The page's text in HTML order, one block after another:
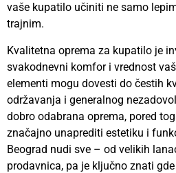
vaše kupatilo učiniti ne samo
trajnim.
Kvalitetna oprema za kupatilo je
svakodnevni komfor i vrednost
elementi mogu dovesti do čestih
održavanja i generalnog
dobro odabrana oprema, pored
značajno unaprediti estetiku i
Beograd nudi sve – od velikih
prodavnica, pa je ključno znati